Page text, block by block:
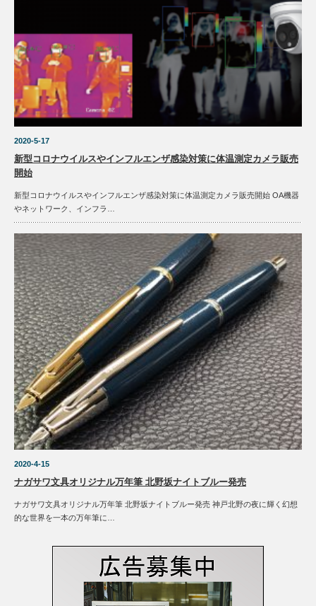
2020-5-17
新型コロナウイルスやインフルエンザ感染対策に体温測定カメラ販売
開始
新型コロナウイルスやインフルエンザ感染対策に体温測定カメラ販売開始 OA機器
やネットワーク、インフラ…
2020-4-15
ナガサワ文具オリジナル万年筆 北野坂ナイトブルー発売
ナガサワ文具オリジナル万年筆 北野坂ナイトブルー発売 神戸北野の夜に輝く幻想
的な世界を一本の万年筆に…